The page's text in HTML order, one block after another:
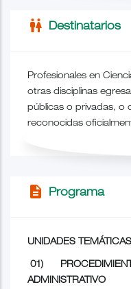
wc Destinatarios
Profesionales en
otras disciplinas
públicas o privadas, o
reconocidas
description Programa
UNIDADES
01)
ADMINISTRATIVO